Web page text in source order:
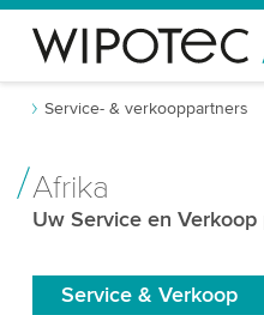
Service- & verkooppartners
Afrika
Uw Service en
Service & Verkoop